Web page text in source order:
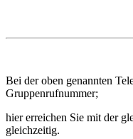
Bei der oben genannten
Gruppenrufnummer;
hier erreichen Sie mit der
gleichzeitig.